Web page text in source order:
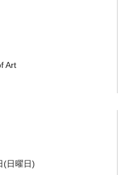
Art
(日曜日)